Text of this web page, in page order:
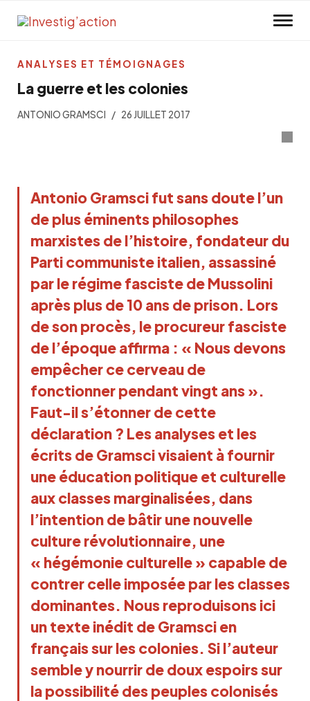
La guerre et les colonies
ANTONIO GRAMSCI 26 JUILLET 2017
Antonio Gramsci fut sans doute l’un
de plus éminents philosophes
marxistes de l’histoire, fondateur du
Parti communiste italien, assassiné
par le régime fasciste de Mussolini
après plus de 10 ans de prison. Lors
de son procès, le procureur fasciste
de l’époque affirma : « Nous devons
empêcher ce cerveau de
fonctionner pendant vingt ans ».
Faut-il s’étonner de cette
déclaration ? Les analyses et les
écrits de Gramsci visaient à fournir
une éducation politique et culturelle
aux classes marginalisées, dans
l’intention de bâtir une nouvelle
culture révolutionnaire, une
« hégémonie culturelle » capable de
contrer celle imposée par les classes
dominantes. Nous reproduisons ici
un texte inédit de Gramsci en
français sur les colonies. Si l’auteur
semble y nourrir de doux espoirs sur
la possibilité des peuples colonisés
ANALYSES ET TÉMOIGNAGES